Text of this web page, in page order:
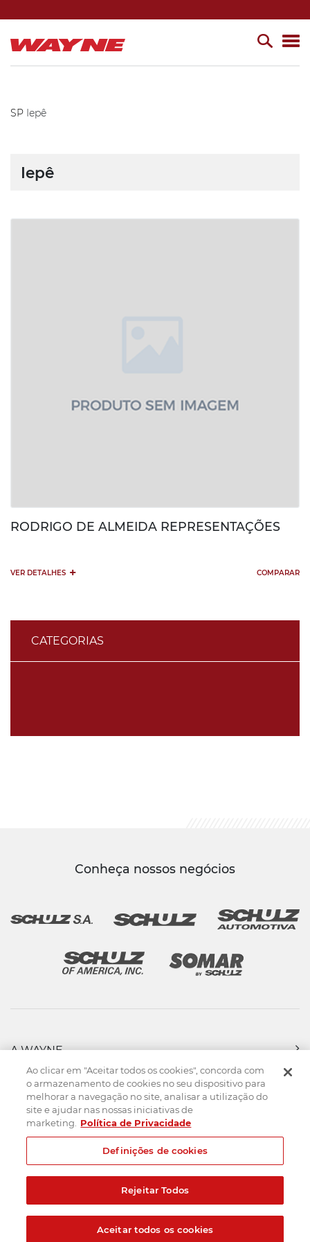
SP Iepê
CATEGORIAS
Iepê
RODRIGO DE ALMEIDA REPRESENTAÇÕES
VER DETALHES + COMPARAR
Conheça nossos negócios
A WAYNE
PRODUTOS
FORÇA DE VENDAS
ASSISTÊNCIA TÉCNICA
DOWNLOADS
CONTATO
Mapa do Site Termos de uso Política de privacidade
Created by
Ao clicar em "Aceitar todos os cookies", concorda com
o armazenamento de cookies no seu dispositivo para
melhorar a navegação no site, analisar a utilização do
site e ajudar nas nossas iniciativas de
marketing.
Política de Privacidade
Definições de cookies
Rejeitar Todos
Aceitar todos os cookies